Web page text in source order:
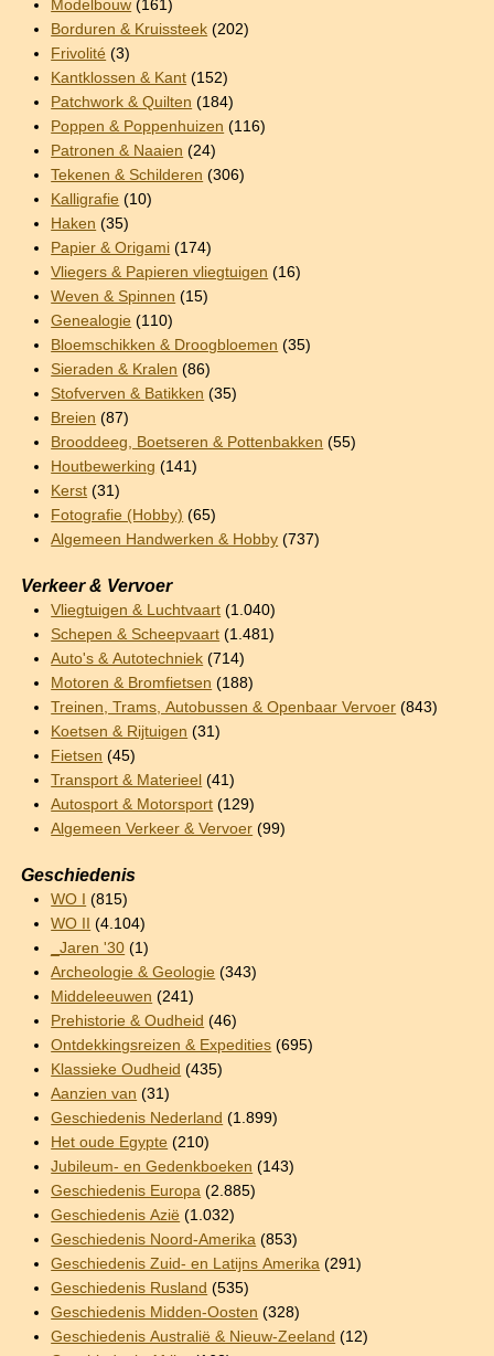
Modelbouw (161)
Borduren & Kruissteek (202)
Frivolité (3)
Kantklossen & Kant (152)
Patchwork & Quilten (184)
Poppen & Poppenhuizen (116)
Patronen & Naaien (24)
Tekenen & Schilderen (306)
Kalligrafie (10)
Haken (35)
Papier & Origami (174)
Vliegers & Papieren vliegtuigen (16)
Weven & Spinnen (15)
Genealogie (110)
Bloemschikken & Droogbloemen (35)
Sieraden & Kralen (86)
Stofverven & Batikken (35)
Breien (87)
Brooddeeg, Boetseren & Pottenbakken (55)
Houtbewerking (141)
Kerst (31)
Fotografie (Hobby) (65)
Algemeen Handwerken & Hobby (737)
Verkeer & Vervoer
Vliegtuigen & Luchtvaart (1.040)
Schepen & Scheepvaart (1.481)
Auto's & Autotechniek (714)
Motoren & Bromfietsen (188)
Treinen, Trams, Autobussen & Openbaar Vervoer (843)
Koetsen & Rijtuigen (31)
Fietsen (45)
Transport & Materieel (41)
Autosport & Motorsport (129)
Algemeen Verkeer & Vervoer (99)
Geschiedenis
WO I (815)
WO II (4.104)
_Jaren '30 (1)
Archeologie & Geologie (343)
Middeleeuwen (241)
Prehistorie & Oudheid (46)
Ontdekkingsreizen & Expedities (695)
Klassieke Oudheid (435)
Aanzien van (31)
Geschiedenis Nederland (1.899)
Het oude Egypte (210)
Jubileum- en Gedenkboeken (143)
Geschiedenis Europa (2.885)
Geschiedenis Azië (1.032)
Geschiedenis Noord-Amerika (853)
Geschiedenis Zuid- en Latijns Amerika (291)
Geschiedenis Rusland (535)
Geschiedenis Midden-Oosten (328)
Geschiedenis Australië & Nieuw-Zeeland (12)